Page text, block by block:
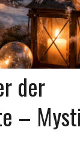
der
–